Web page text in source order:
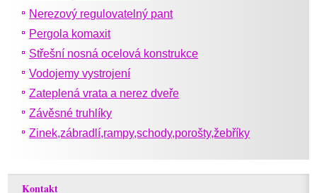
Nerezový regulovatelný pant
Pergola komaxit
Střešní nosná ocelová konstrukce
Vodojemy vystrojení
Zateplená vrata a nerez dveře
Závěsné truhlíky
Zinek,zábradlí,rampy,schody,porošty,žebříky
Kontakt